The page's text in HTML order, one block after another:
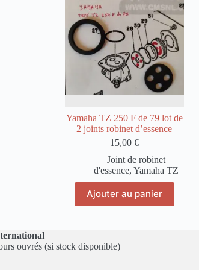
Yamaha TZ 250 F de 79 lot de
2 joints robinet d’essence
15,00 €
Joint de robinet
d'essence,Yamaha TZ
Ajouter au panier
ouvrés (si stock disponible)